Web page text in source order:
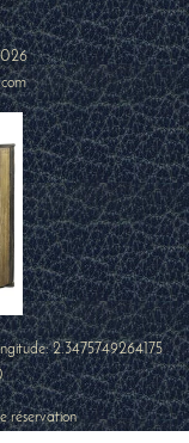
2.3475749264175
réservation